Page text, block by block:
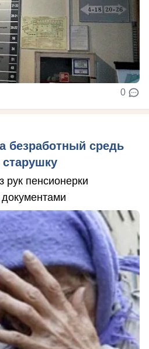
0
безработный средь
рук пенсионерки
документами